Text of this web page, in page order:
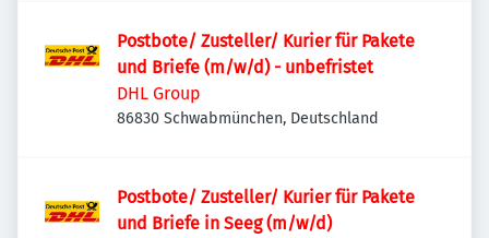
Postbote/ Zusteller/ Kurier für Pakete
und Briefe (m/w/d) - unbefristet
DHL Group
86830 Schwabmünchen, Deutschland
Postbote/ Zusteller/ Kurier für Pakete
und Briefe in Seeg (m/w/d)